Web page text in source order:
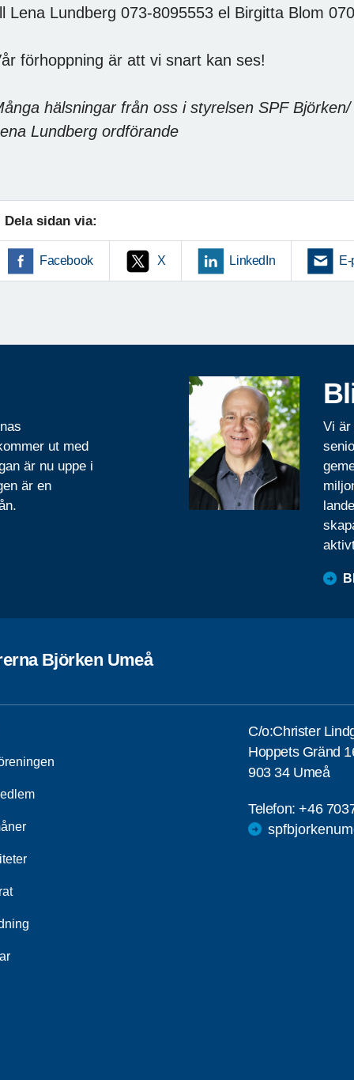
Lena Lundberg 073-8095553 el Birgitta Blom
förhoppning är att vi snart kan ses!
hälsningar från oss i styrelsen SPF Björken/
Lundberg ordförande
Dela sidan via:
Facebook X LinkedIn
ut med
är nu uppe i
är en
Vi är
Björken Umeå
C/o:Christer
Hoppets Gränd
903 34 Umeå
Telefon:+46